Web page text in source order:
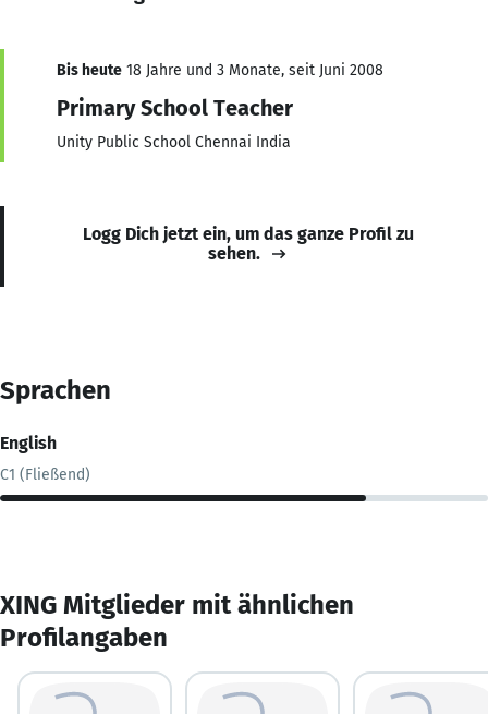
Bis heute 18 Jahre und 3 Monate, seit Juni 2008
Primary School Teacher
Unity Public School Chennai India
Logg Dich jetzt ein, um das ganze Profil zu
sehen.
Sprachen
English
C1 (Fließend)
XING Mitglieder mit ähnlichen
Profilangaben